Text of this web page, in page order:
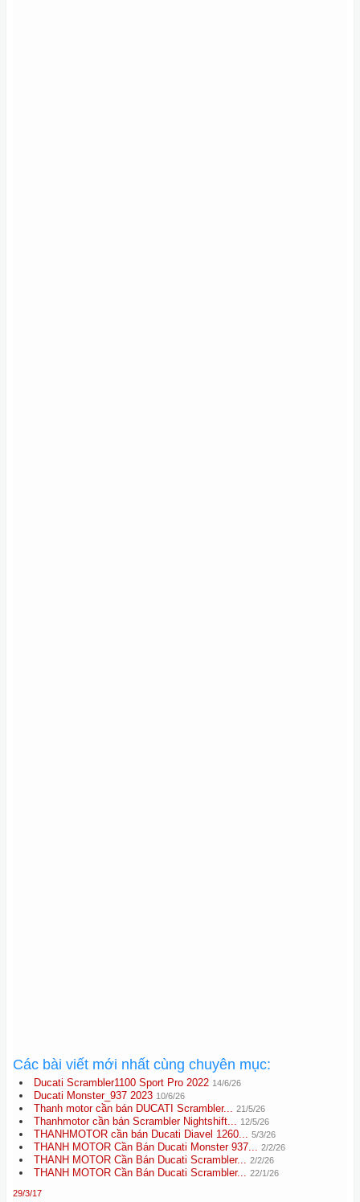
Các bài viết mới nhất cùng chuyên mục:
Ducati Scrambler1100 Sport Pro 2022 14/6/26
Ducati Monster_937 2023 10/6/26
Thanh motor cần bán DUCATI Scrambler... 21/5/26
Thanhmotor cần bán Scrambler Nightshift... 12/5/26
THANHMOTOR cần bán Ducati Diavel 1260... 5/3/26
THANH MOTOR Cần Bán Ducati Monster 937... 2/2/26
THANH MOTOR Cần Bán Ducati Scrambler... 2/2/26
THANH MOTOR Cần Bán Ducati Scrambler... 22/1/26
29/3/17